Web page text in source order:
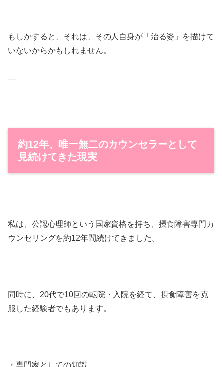
もしかすると、それは、その人自身が「治る姿」を描けて
いないからかもしれません。
—
約12年、唯一無二のカウンセラーとして
見続けてきた現実
私は、公認心理師という国家資格を持ち、摂食障害専門カ
ウンセリングを約12年間続けてきました。
同時に、20代で10回の転院・入院を経て、摂食障害を克
服した経験者でもあります。
・専門家としての知識